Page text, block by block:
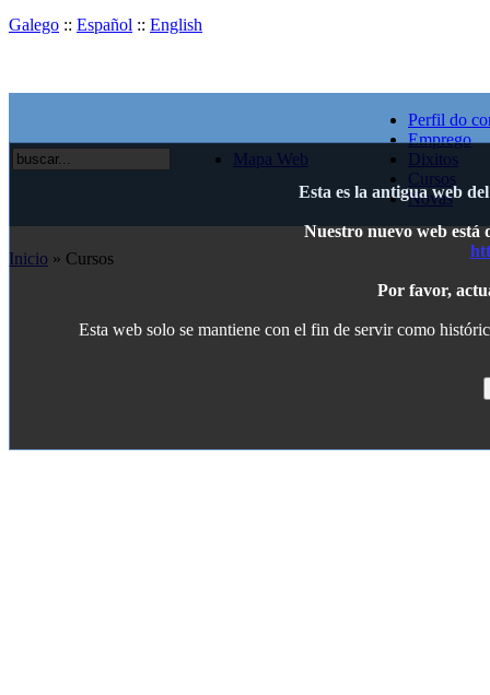
Esta es la antigua web
Nuestro nuevo web está
Por favor,
Esta web solo se mantiene con el fin de servir como
Galego :: Español :: English
Mapa Web
Perfil do
Emprego
Dixitos
Cursos
Novas
Inicio » Cursos